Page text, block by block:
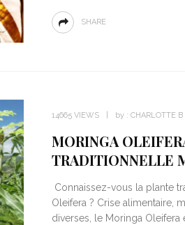
SHARE
14665 VIEWS by : CHARLOTTE B
MORINGA
TRADITIONNELLE
Connaissez-vous la plante
Oleifera ? Crise alimentaire,
diverses, le Moringa Oleifera